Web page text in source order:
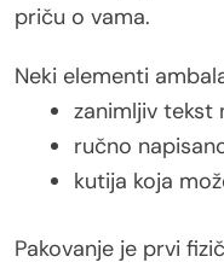
priču o vama.
Neki elementi
zanimljiv tekst
ručno
kutija koja
Pakovanje je prvi